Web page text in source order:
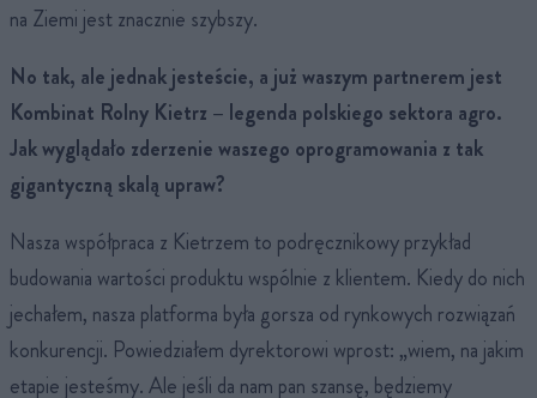
na Ziemi jest znacznie szybszy.
No tak, ale jednak jesteście, a już waszym partnerem jest
Kombinat Rolny Kietrz – legenda polskiego sektora agro.
Jak wyglądało zderzenie waszego oprogramowania z tak
gigantyczną skalą upraw?
Nasza współpraca z Kietrzem to podręcznikowy przykład
budowania wartości produktu wspólnie z klientem. Kiedy do nich
jechałem, nasza platforma była gorsza od rynkowych rozwiązań
konkurencji. Powiedziałem dyrektorowi wprost: „wiem, na jakim
etapie jesteśmy. Ale jeśli da nam pan szansę, będziemy